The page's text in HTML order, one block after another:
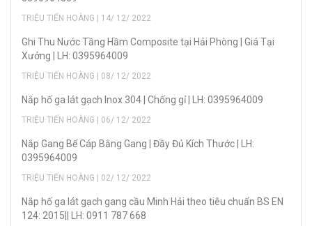
TRIỆU TIẾN HOÀNG | 14/ 12/ 2022
Ghi Thu Nước Tầng Hầm Composite tại Hải Phòng | Giá Tại
Xưởng | LH: 0395964009
TRIỆU TIẾN HOÀNG | 08/ 12/ 2022
Nắp hố ga lát gạch Inox 304 | Chống gỉ | LH: 0395964009
TRIỆU TIẾN HOÀNG | 06/ 12/ 2022
Nắp Gang Bể Cáp Bằng Gang | Đầy Đủ Kích Thước | LH:
0395964009
TRIỆU TIẾN HOÀNG | 02/ 12/ 2022
Nắp hố ga lát gạch gang cầu Minh Hải theo tiêu chuẩn BS EN
124: 2015|| LH: 0911 787 668